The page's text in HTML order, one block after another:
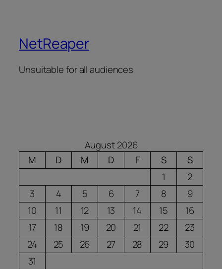
NetReaper
Unsuitable for all audiences
August 2026
M
D M D F S
S
1
2
3
4 5 6 7 8
9
10
11 12 13 14 15
16
17
18 19 20 21 22
23
24
25 26 27 28 29
30
31